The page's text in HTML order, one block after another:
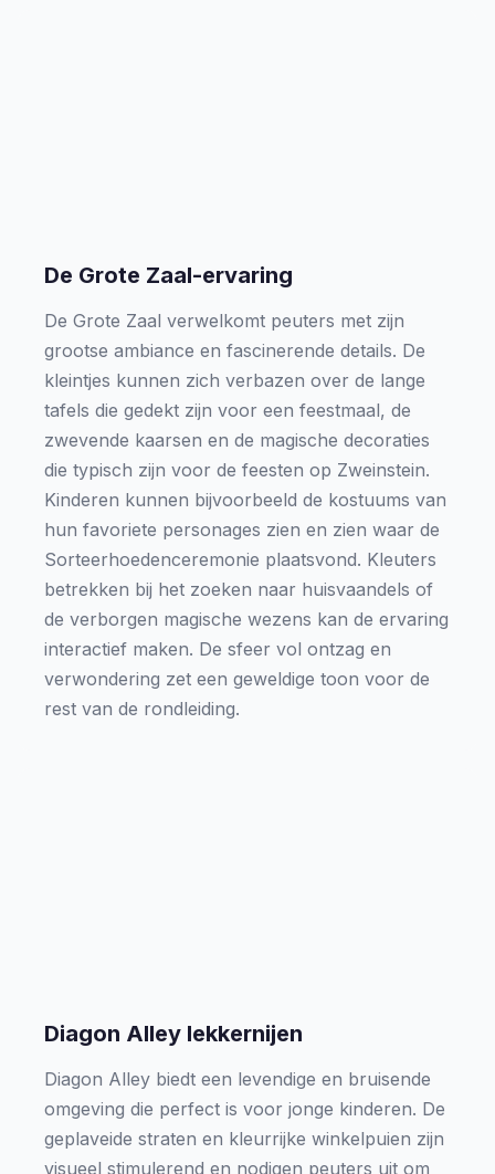
De Grote Zaal-ervaring
De Grote Zaal verwelkomt peuters met zijn
grootse ambiance en fascinerende details. De
kleintjes kunnen zich verbazen over de lange
tafels die gedekt zijn voor een feestmaal, de
zwevende kaarsen en de magische decoraties
die typisch zijn voor de feesten op Zweinstein.
Kinderen kunnen bijvoorbeeld de kostuums van
hun favoriete personages zien en zien waar de
Sorteerhoedenceremonie plaatsvond. Kleuters
betrekken bij het zoeken naar huisvaandels of
de verborgen magische wezens kan de ervaring
interactief maken. De sfeer vol ontzag en
verwondering zet een geweldige toon voor de
rest van de rondleiding.
Diagon Alley lekkernijen
Diagon Alley biedt een levendige en bruisende
omgeving die perfect is voor jonge kinderen. De
geplaveide straten en kleurrijke winkelpuien zijn
visueel stimulerend en nodigen peuters uit om